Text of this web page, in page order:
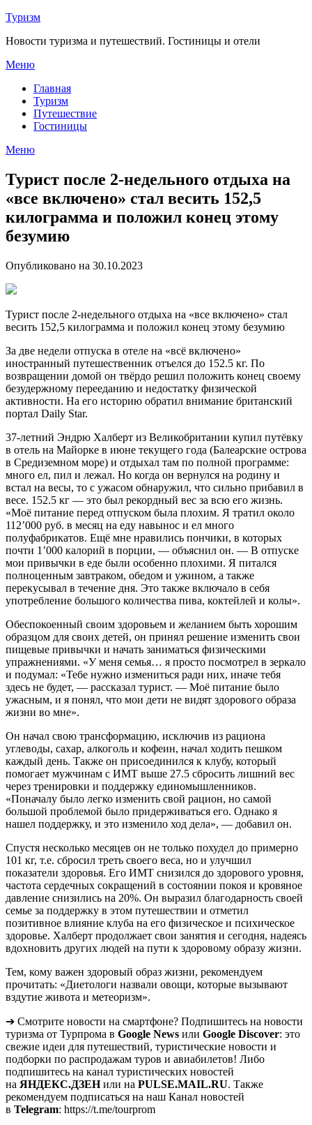
Перейти
содержимому
Туризм
Новости туризма и путешествий. Гостиницы и отели
Меню
Главная
Туризм
Путешествие
Гостиницы
Меню
Турист после 2-недельного отдыха на
«все включено» стал весить 152,5
килограмма и положил конец этому
безумию
Опубликовано на 30.10.2023
Турист после 2-недельного отдыха на «все включено» стал
весить 152,5 килограмма и положил конец этому безумию
За две недели отпуска в отеле на «всё включено»
иностранный путешественник отъелся до 152.5 кг. По
возвращении домой он твёрдо решил положить конец своему
безудержному перееданию и недостатку физической
активности. На его историю обратил внимание британский
портал Daily Star.
37-летний Эндрю Халберт из Великобритании купил путёвку
в отель на Майорке в июне текущего года (Балеарские острова
в Средиземном море) и отдыхал там по полной программе:
много ел, пил и лежал. Но когда он вернулся на родину и
встал на весы, то с ужасом обнаружил, что сильно прибавил в
весе. 152.5 кг — это был рекордный вес за всю его жизнь.
«Моё питание перед отпуском была плохим. Я тратил около
112’000 руб. в месяц на еду навынос и ел много
полуфабрикатов. Ещё мне нравились пончики, в которых
почти 1’000 калорий в порции, — объяснил он. — В отпуске
мои привычки в еде были особенно плохими. Я питался
полноценным завтраком, обедом и ужином, а также
перекусывал в течение дня. Это также включало в себя
употребление большого количества пива, коктейлей и колы».
Обеспокоенный своим здоровьем и желанием быть хорошим
образцом для своих детей, он принял решение изменить свои
пищевые привычки и начать заниматься физическими
упражнениями. «У меня семья… я просто посмотрел в зеркало
и подумал: «Тебе нужно измениться ради них, иначе тебя
здесь не будет, — рассказал турист. — Моё питание было
ужасным, и я понял, что мои дети не видят здорового образа
жизни во мне».
Он начал свою трансформацию, исключив из рациона
углеводы, сахар, алкоголь и кофеин, начал ходить пешком
каждый день. Также он присоединился к клубу, который
помогает мужчинам с ИМТ выше 27.5 сбросить лишний вес
через тренировки и поддержку единомышленников.
«Поначалу было легко изменить свой рацион, но самой
большой проблемой было придерживаться его. Однако я
нашел поддержку, и это изменило ход дела», — добавил он.
Спустя несколько месяцев он не только похудел до примерно
101 кг, т.е. сбросил треть своего веса, но и улучшил
показатели здоровья. Его ИМТ снизился до здорового уровня,
частота сердечных сокращений в состоянии покоя и кровяное
давление снизились на 20%. Он выразил благодарность своей
семье за поддержку в этом путешествии и отметил
позитивное влияние клуба на его физическое и психическое
здоровье. Халберт продолжает свои занятия и сегодня, надеясь
вдохновить других людей на пути к здоровому образу жизни.
Тем, кому важен здоровый образ жизни, рекомендуем
прочитать: «Диетологи назвали овощи, которые вызывают
вздутие живота и метеоризм».
➔ Смотрите новости на смартфоне? Подпишитесь на новости
туризма от Турпрома в Google News или Google Discover: это
свежие идеи для путешествий, туристические новости и
подборки по распродажам туров и авиабилетов! Либо
подпишитесь на канал туристических новостей
на ЯНДЕКС.ДЗЕНили на PULSE.MAIL.RU. Также
рекомендуем подписаться на наш Канал новостей
в Telegram: https://t.me/tourprom